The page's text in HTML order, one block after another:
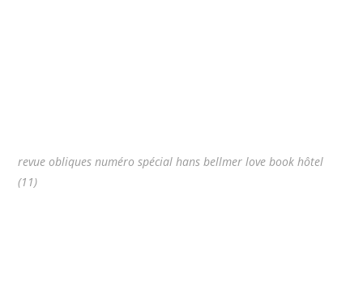
revue obliques numéro spécial hans bellmer love book hôtel
(11)